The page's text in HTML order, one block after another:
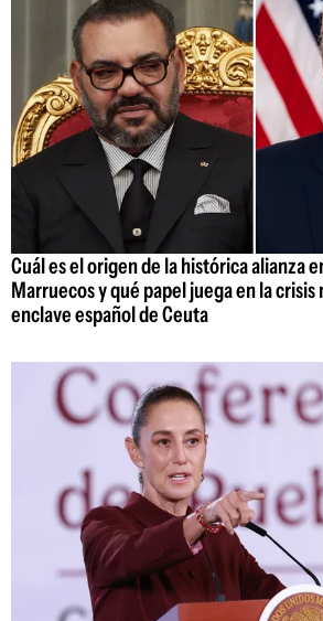
Cuál es el origen de la histórica alianza
Marruecos y qué papel juega en la
enclave español de Ceuta